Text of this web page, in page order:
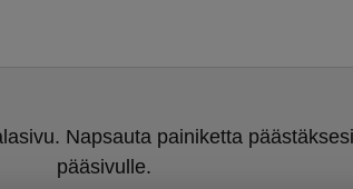
Napsauta painiketta
pääsivulle.